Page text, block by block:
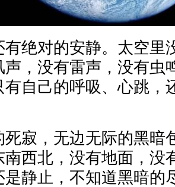
绝对的安静。太空里
，没有雷声，没有虫
自己的呼吸、心跳，
寂，无边无际的黑暗
西北，没有地面，没
是静止，不知道黑暗的